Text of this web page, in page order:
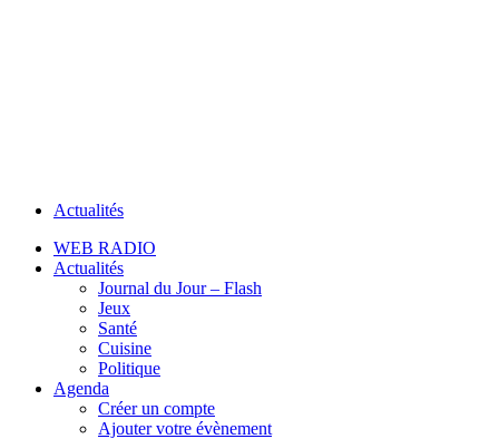
Actualités
WEB RADIO
Actualités
Journal du Jour – Flash
Jeux
Santé
Cuisine
Politique
Agenda
Créer un compte
Ajouter votre évènement